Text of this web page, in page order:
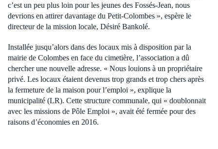
c’est un peu plus loin pour les jeunes des Fossés-Jean, nous
devrions en attirer davantage du Petit-Colombes », espère le
directeur de la mission locale, Désiré Bankolé.
Installée jusqu’alors dans des locaux mis à disposition par la
mairie de Colombes en face du cimetière, l’association a dû
chercher une nouvelle adresse. « Nous louions à un propriétaire
privé. Les locaux étaient devenus trop grands et trop chers après
la fermeture de la maison pour l’emploi », explique la
municipalité (LR). Cette structure communale, qui « doublonnait
avec les missions de Pôle Emploi », avait été fermée pour des
raisons d’économies en 2016.